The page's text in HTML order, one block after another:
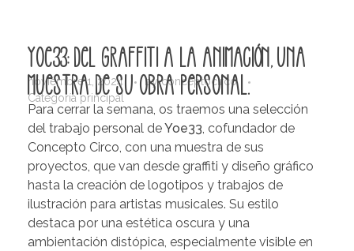
noviembre 1, 2024 by conceptocirco
Categoría principal
Yoe33: del graffiti a la animación, una
muestra de su obra personal.
Para cerrar la semana, os traemos una selección
del trabajo personal deYoe33, cofundador de
Concepto Circo, con una muestra de sus
proyectos, que van desde graffiti y diseño gráfico
hasta la creación de logotipos y trabajos de
ilustración para artistas musicales. Su estilo
destaca por una estética oscura y una
ambientación distópica, especialmente visible en